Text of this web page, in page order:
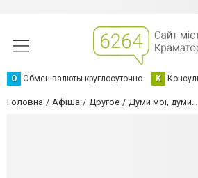
О Обмен валюты круглосуточно К
Головна Афіша Другое Думи мої, думи…